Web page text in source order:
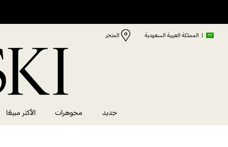
| المملكة العربية السعودية المتجر
جديد مجوهرات الأكثر مبيعًا